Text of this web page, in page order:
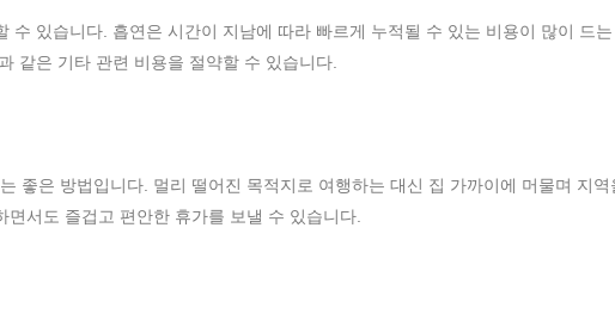
수 있습니다. 흡연은 시간이 지남에 따라 빠르게 누적될 수 있는 비용이 많이 드는
같은 기타 관련 비용을 절약할 수 있습니다.
좋은 방법입니다. 멀리 떨어진 목적지로 여행하는 대신 집 가까이에 머물며 지역
서도 즐겁고 편안한 휴가를 보낼 수 있습니다.